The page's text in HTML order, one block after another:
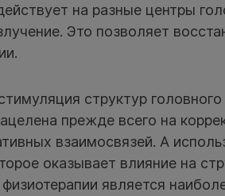
на разные центры
Это позволяет
структур
прежде всего на
взаимосвязей. А
оказывает влияние на
физиотерапии является